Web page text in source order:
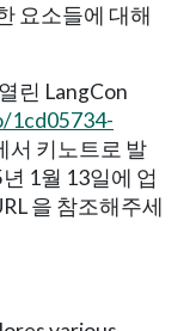
요소들에 대해
린 LangCon
1cd05734-
서 키노트로 발
1월 13일에 업
을 참조해주세